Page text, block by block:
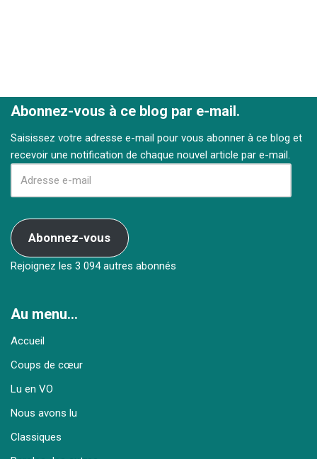
Abonnez-vous à ce blog par e-mail.
Saisissez votre adresse e-mail pour vous abonner à ce blog et
recevoir une notification de chaque nouvel article par e-mail.
Abonnez-vous
Rejoignez les 3 094 autres abonnés
Au menu…
Accueil
Coups de cœur
Lu en VO
Nous avons lu
Classiques